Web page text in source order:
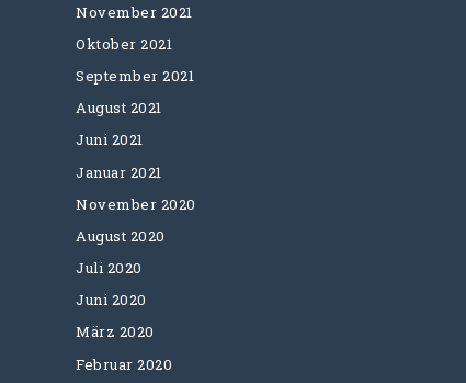
November 2021
Oktober 2021
September 2021
August 2021
Juni 2021
Januar 2021
November 2020
August 2020
Juli 2020
Juni 2020
März 2020
Februar 2020